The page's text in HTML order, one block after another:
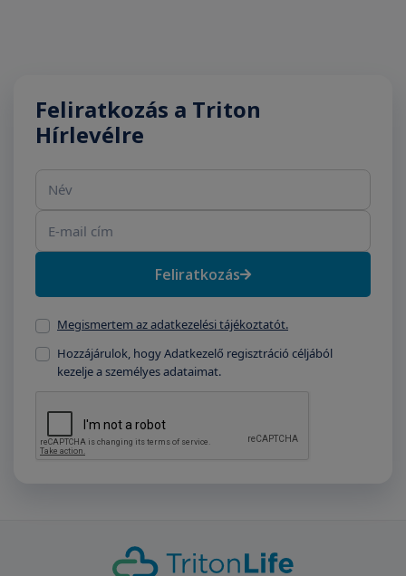
Feliratkozás a Triton
Hírlevélre
Név
E-mail cím
Feliratkozás
Megismertem az adatkezelési tájékoztatót.
Hozzájárulok, hogy Adatkezelő regisztráció céljából
kezelje a személyes adataimat.